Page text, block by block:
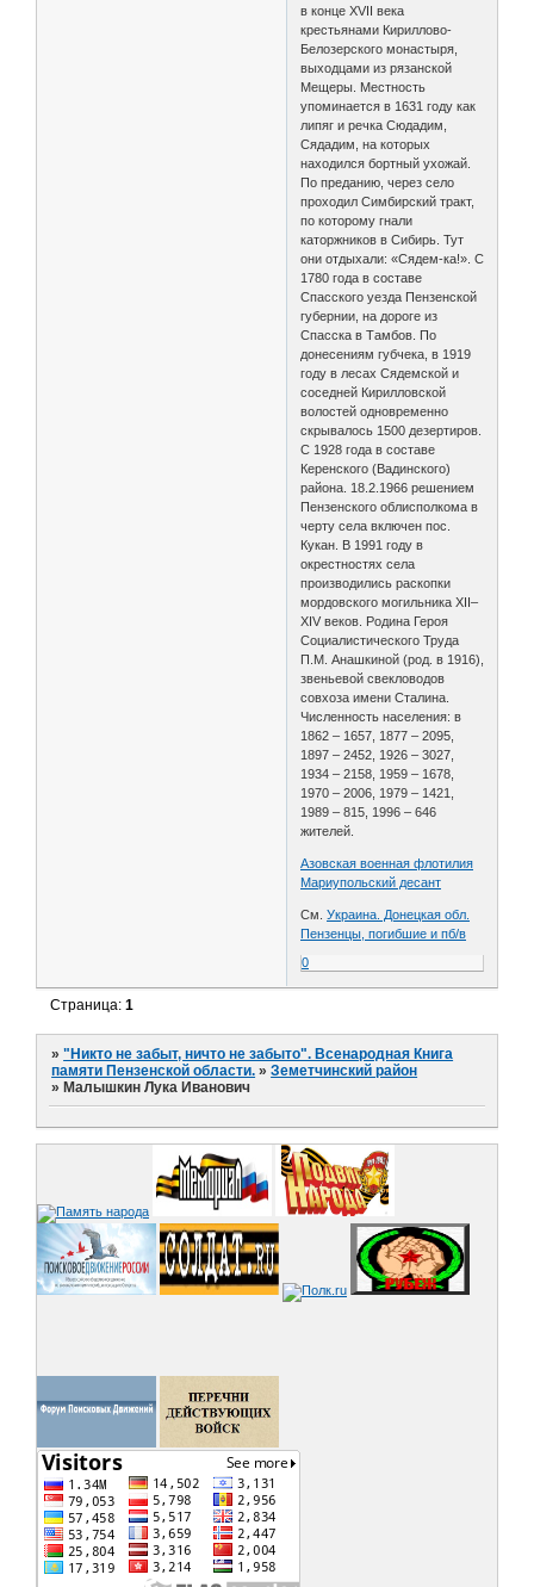
в конце XVII века
крестьянами Кириллово-
Белозерского монастыря,
выходцами из рязанской
Мещеры. Местность
упоминается в 1631 году как
липяг и речка Сюдадим,
Сядадим, на которых
находился бортный ухожай.
По преданию, через село
проходил Симбирский тракт,
по которому гнали
каторжников в Сибирь. Тут
они отдыхали: «Сядем-ка!». С
1780 года в составе
Спасского уезда Пензенской
губернии, на дороге из
Спасска в Тамбов. По
донесениям губчека, в 1919
году в лесах Сядемской и
соседней Кирилловской
волостей одновременно
скрывалось 1500 дезертиров.
С 1928 года в составе
Керенского (Вадинского)
района. 18.2.1966 решением
Пензенского облисполкома в
черту села включен пос.
Кукан. В 1991 году в
окрестностях села
производились раскопки
мордовского могильника XII–
XIV веков. Родина Героя
Социалистического Труда
П.М. Анашкиной (род. в 1916),
звеньевой свекловодов
совхоза имени Сталина.
Численность населения: в
1862 – 1657, 1877 – 2095,
1897 – 2452, 1926 – 3027,
1934 – 2158, 1959 – 1678,
1970 – 2006, 1979 – 1421,
1989 – 815, 1996 – 646
жителей.
Азовская военная флотилия
Мариупольский десант
См.Украина. Донецкая обл.
Пензенцы, погибшие и пб/в
0
Страница:1
»"Никто не забыт, ничто не забыто". Всенародная Книга
памяти Пензенской области. »Земетчинский район
» Малышкин Лука Иванович